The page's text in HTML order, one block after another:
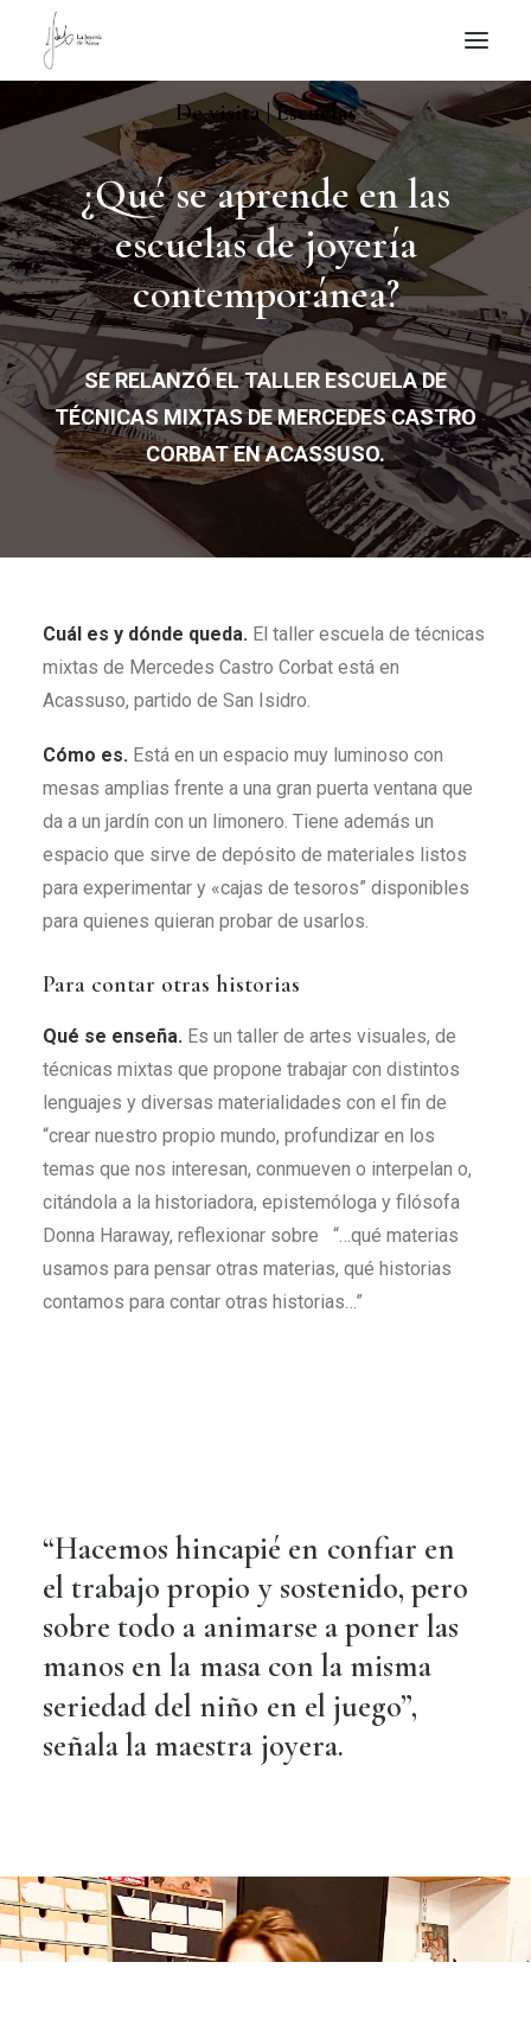
NOTICIAS DE JOYERÍA CONTEMPORÁNEA
NOVEDADES
DE VISITA
APUNTES
QUIÉN SOY
De visita | Escuelas
¿Qué se aprende en las
escuelas de joyería
contemporánea?
SE RELANZÓ EL TALLER ESCUELA DE
TÉCNICAS MIXTAS DE MERCEDES CASTRO
CORBAT EN ACASSUSO.
Cuál es y dónde queda. El taller escuela de técnicas
mixtas de Mercedes Castro Corbat está en
Acassuso, partido de San Isidro.
Cómo es. Está en un espacio muy luminoso con
mesas amplias frente a una gran puerta ventana que
da a un jardín con un limonero. Tiene además un
espacio que sirve de depósito de materiales listos
para experimentar y «cajas de tesoros” disponibles
para quienes quieran probar de usarlos.
Para contar otras historias
Qué se enseña. Es un taller de artes visuales, de
técnicas mixtas que propone trabajar con distintos
lenguajes y diversas materialidades con el fin de
“crear nuestro propio mundo, profundizar en los
temas que nos interesan, conmueven o interpelan o,
citándola a la historiadora, epistemóloga y filósofa
Donna Haraway, reflexionar sobre “…qué materias
usamos para pensar otras materias, qué historias
contamos para contar otras historias…”
“Hacemos hincapié en confiar en
el trabajo propio y sostenido, pero
sobretodo a animarse aponer las
manos en la masa con la misma
seriedad del niño en el juego”,
señalala maestra joyera.